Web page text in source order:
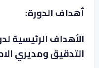
أهداف الدورة:
الأهداف الرئيسية
التدقيق ومديري